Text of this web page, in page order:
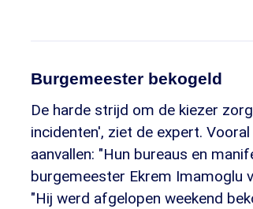
Burgemeester bekogeld
De harde strijd om de kiezer
incidenten', ziet de expert.
aanvallen: "Hun bureaus en
burgemeester Ekrem Imamoglu
"Hij werd afgelopen weekend